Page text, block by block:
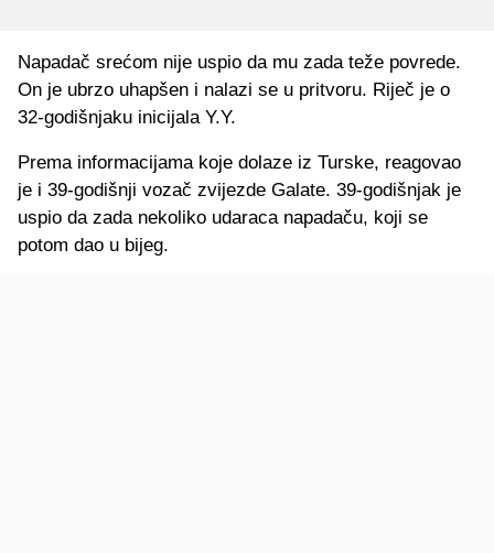
Napadač srećom nije uspio da mu zada teže povrede.
On je ubrzo uhapšen i nalazi se u pritvoru. Riječ je o
32-godišnjaku inicijala Y.Y.
Prema informacijama koje dolaze iz Turske, reagovao
je i 39-godišnji vozač zvijezde Galate. 39-godišnjak je
uspio da zada nekoliko udaraca napadaču, koji se
potom dao u bijeg.